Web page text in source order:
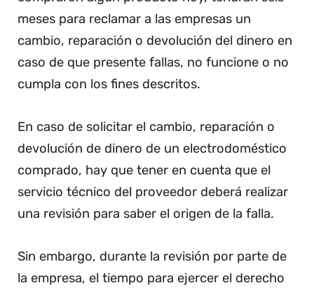
meses para reclamar a las empresas un
cambio, reparación o devolución del dinero en
caso de que presente fallas, no funcione o no
cumpla con los fines descritos.
En caso de solicitar el cambio, reparación o
devolución de dinero de un electrodoméstico
comprado, hay que tener en cuenta que el
servicio técnico del proveedor deberá realizar
una revisión para saber el origen de la falla.
Sin embargo, durante la revisión por parte de
la empresa, el tiempo para ejercer el derecho